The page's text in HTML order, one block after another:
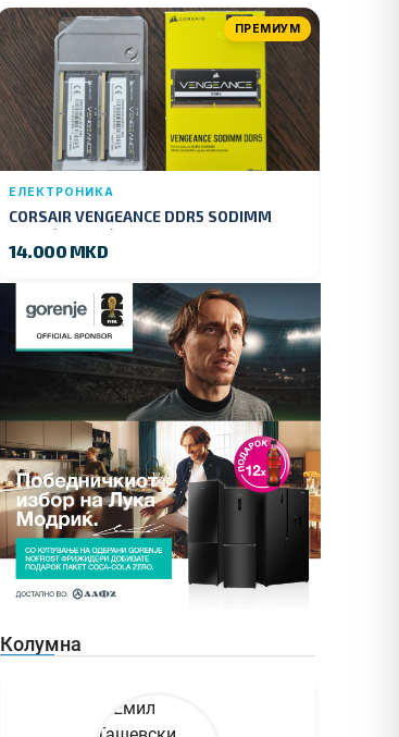
ПРЕМИУМ
ЕЛЕКТРОНИКА
CORSAIR VENGEANCE DDR5 SODIMM
32GB (2x16GB) DDR5 4800MT/s
14.000 MKD
Колумна